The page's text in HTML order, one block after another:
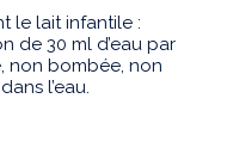
le lait infantile :
de 30 ml d’eau par
non bombée, non
l’eau.